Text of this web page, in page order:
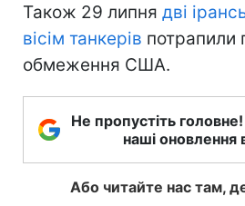
Також 29 липня дві
вісім танкерів потрапили
обмеження США.
Не пропустіть
наші оновлення
Або читайте нас там,